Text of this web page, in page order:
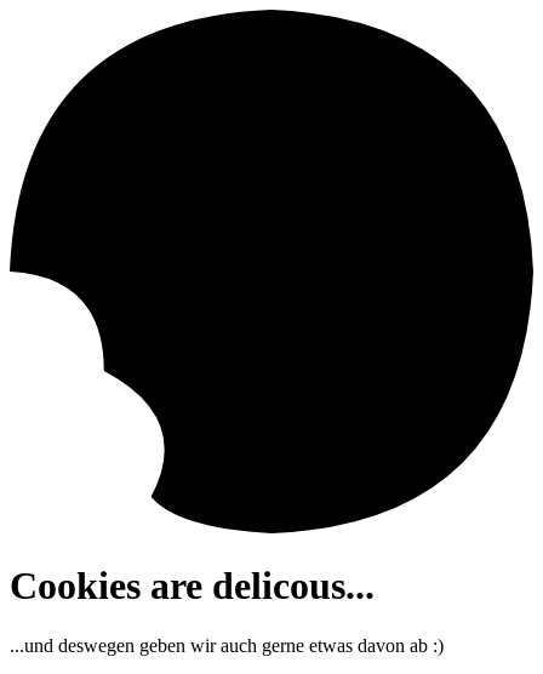
Cookies are delicous...
...und deswegen geben wir auch gerne etwas davon ab :)